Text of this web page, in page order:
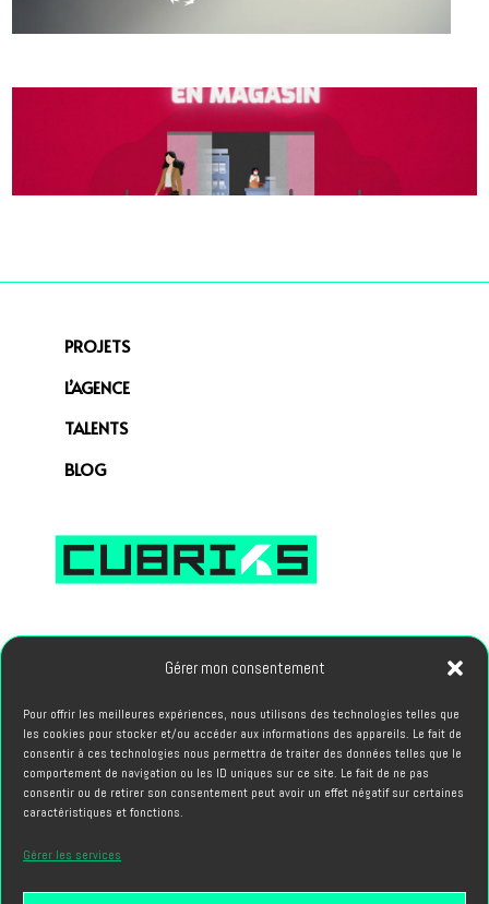
Gérer mon consentement
Pour offrir les meilleures expériences, nous utilisons des technologies telles que
les cookies pour stocker et/ou accéder aux informations des appareils. Le fait de
consentir à ces technologies nous permettra de traiter des données telles que le
comportement de navigation ou les ID uniques sur ce site. Le fait de ne pas
consentir ou de retirer son consentement peut avoir un effet négatif sur certaines
caractéristiques et fonctions.
Gérer les services
PROJETS
L’AGENCE
TALENTS
BLOG
PROJETS
hello@cubriks.com
CANDIDATURES